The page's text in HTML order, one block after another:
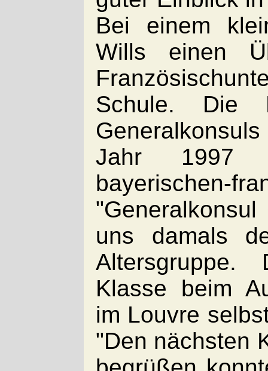
Bei einem
Wills einen
Schule. Die
Jahr 1997
uns damals
Klasse beim
im Louvre
"Den nächsten